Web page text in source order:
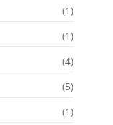
(1)
(1)
(4)
(5)
(1)